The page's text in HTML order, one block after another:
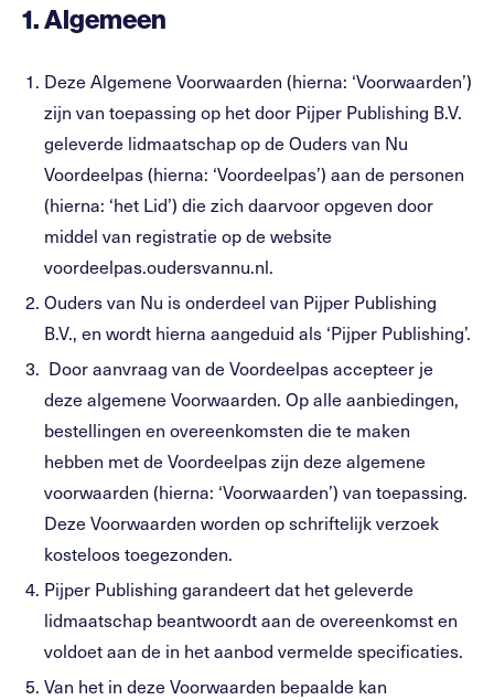
1. Algemeen
Deze Algemene Voorwaarden (hierna: ‘Voorwaarden’)
zijn van toepassing op het door Pijper Publishing B.V.
geleverde lidmaatschap op de Ouders van Nu
Voordeelpas (hierna: ‘Voordeelpas’) aan de personen
(hierna: ‘het Lid’) die zich daarvoor opgeven door
middel van registratie op de website
voordeelpas.oudersvannu.nl.
Ouders van Nu is onderdeel van Pijper Publishing
B.V., en wordt hierna aangeduid als ‘Pijper Publishing’.
Door aanvraag van de Voordeelpas accepteer je
deze algemene Voorwaarden. Op alle aanbiedingen,
bestellingen en overeenkomsten die te maken
hebben met de Voordeelpas zijn deze algemene
voorwaarden (hierna: ‘Voorwaarden’) van toepassing.
Deze Voorwaarden worden op schriftelijk verzoek
kosteloos toegezonden.
Pijper Publishing garandeert dat het geleverde
lidmaatschap beantwoordt aan de overeenkomst en
voldoet aan de in het aanbod vermelde specificaties.
Van het in deze Voorwaarden bepaalde kan